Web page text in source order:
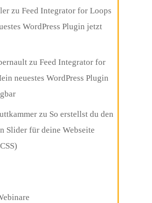
zuFeed Integrator for Loops
WordPress Plugin jetzt
zuFeed Integrator for
neuestes WordPress Plugin
zu So erstellst du den
Slider für deine Webseite